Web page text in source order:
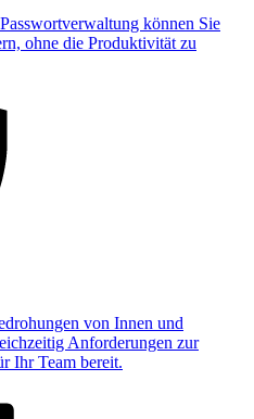
können Sie
ohne die Produktivität zu
von Innen und
Anforderungen zur
Ihr Team bereit.